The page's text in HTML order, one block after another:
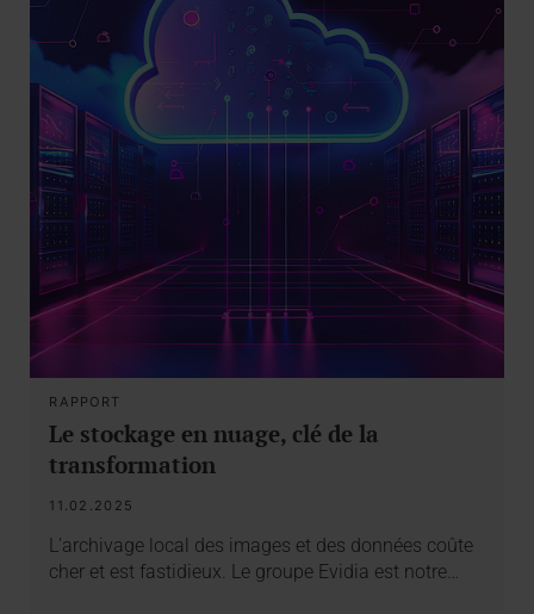
RAPPORT
Le stockage en nuage, clé de la
transformation
11.02.2025
L’archivage local des images et des données coûte
cher et est fastidieux. Le groupe Evidia est notre…